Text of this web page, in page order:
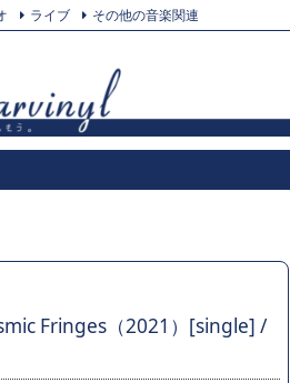
ライブ
その他の音楽関連
Fringes（2021）[single] /